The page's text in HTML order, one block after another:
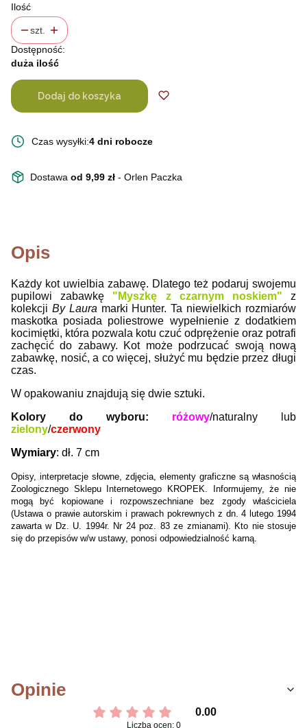
Ilość
szt.
Dostępność:
duża ilość
Dodaj do koszyka
Czas wysyłki:4 dni robocze
Dostawa od 9,99 zł - Orlen Paczka
Opis
Każdy kot uwielbia zabawę. Dlatego też podaruj swojemu
pupilowi zabawkę
"Myszkę z czarnym noskiem" z
kolekcji By Laura marki Hunter. Ta niewielkich rozmiarów
maskotka posiada poliestrowe wypełnienie z dodatkiem
kocimiętki, która pozwala kotu czuć odprężenie oraz potrafi
zachęcić do zabawy. Kot może podrzucać swoją nową
zabawkę, nosić, a co więcej, służyć mu będzie przez długi
czas.
W opakowaniu znajdują się dwie sztuki.
Kolory do wyboru: różowy/naturalny lub
zielony/czerwony
Wymiary: dł. 7 cm
Opisy, interpretacje słowne, zdjęcia, elementy graficzne są własnością
Zoologicznego Sklepu Internetowego KROPEK. Informujemy, że nie
mogą być kopiowane i rozpowszechniane bez zgody właściciela
(Ustawa o prawie autorskim i prawach pokrewnych z dn. 4 lutego 1994
zawarta w Dz. U. 1994r. Nr 24 poz. 83 ze zmianami). Kto nie stosuje
się do przepisów w/w ustawy, ponosi odpowiedzialność karną.
Opinie
0.00
Liczba ocen: 0